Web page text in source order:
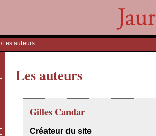
/Les auteurs
Les auteurs
Gilles Candar
Créateur du site